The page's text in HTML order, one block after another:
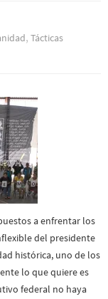
,Tácticas
a enfrentar los
del presidente
histórica, uno de los
lo que quiere es
federal no haya